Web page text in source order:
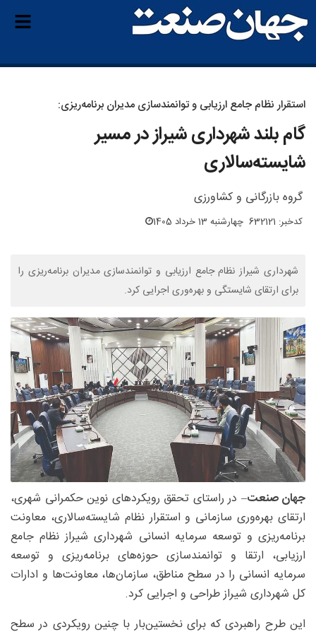
استقرار نظام جامع ارزیابی و توانمندسازی مدیران برنامه‌ریزی:
گام بلند شهرداری شیراز در مسیر
شایسته‌سالاری
گروه بازرگانی و کشاورزی
کدخبر: 632121 چهارشنبه 13 خرداد 1405
شهرداری شیراز نظام جامع ارزیابی و توانمندسازی مدیران برنامه‌ریزی را
برای ارتقای شایستگی و بهره‌وری اجرایی کرد.
جهان صنعت– در راستای تحقق رویکردهای نوین حکمرانی شهری،
ارتقای بهره‌وری سازمانی و استقرار نظام شایسته‌سالاری، معاونت
برنامه‌ریزی و توسعه سرمایه انسانی شهرداری شیراز نظام جامع
ارزیابی، ارتقا و توانمندسازی حوزه‌های برنامه‌ریزی و توسعه
سرمایه انسانی را در سطح مناطق، سازمان‌ها، معاونت‌ها و ادارات
کل شهرداری شیراز طراحی و اجرایی کرد.
این طرح راهبردی که برای نخستین‌بار با چنین رویکردی در سطح